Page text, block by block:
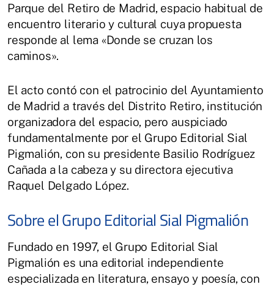
Parque del Retiro de Madrid, espacio habitual de
encuentro literario y cultural cuya propuesta
responde al lema «Donde se cruzan los
caminos».
El acto contó con el patrocinio del Ayuntamiento
de Madrid a través del Distrito Retiro, institución
organizadora del espacio, pero auspiciado
fundamentalmente por el Grupo Editorial Sial
Pigmalión, con su presidente Basilio Rodríguez
Cañada a la cabeza y su directora ejecutiva
Raquel Delgado López.
Sobre el Grupo Editorial Sial Pigmalión
Fundado en 1997, el Grupo Editorial Sial
Pigmalión es una editorial independiente
especializada en literatura, ensayo y poesía, con